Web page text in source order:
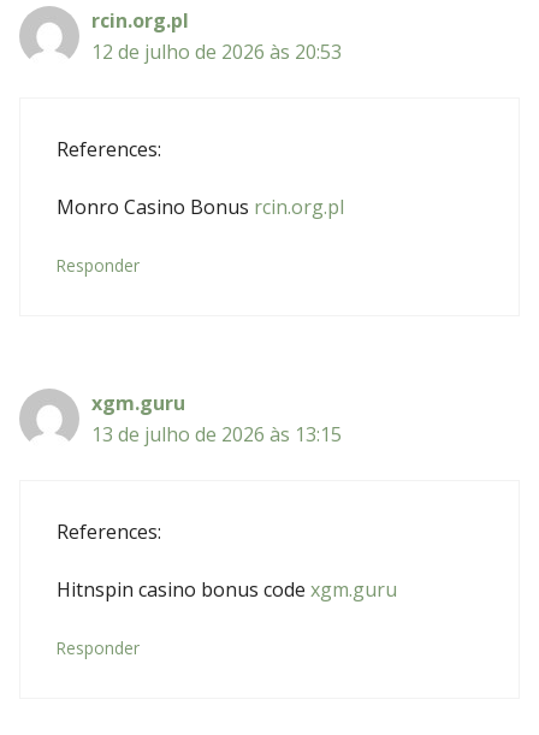
rcin.org.pl
12 de julho de 2026 às 20:53
References:
Monro Casino Bonus rcin.org.pl
Responder
xgm.guru
13 de julho de 2026 às 13:15
References:
Hitnspin casino bonus code xgm.guru
Responder